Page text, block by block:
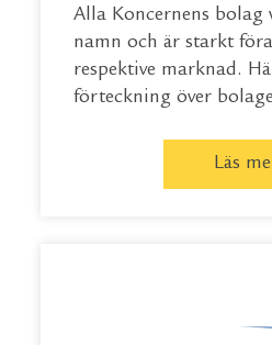
Alla Koncernens bolag
namn och är starkt
respektive marknad.
förteckning över
Läs